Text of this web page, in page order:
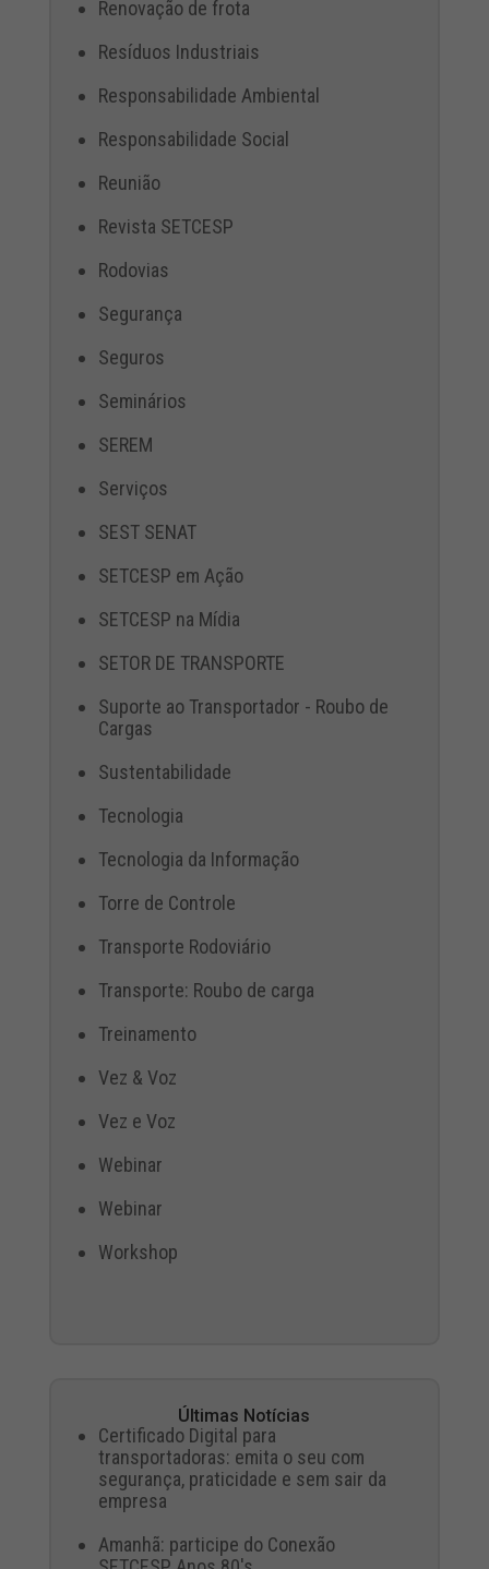
Renovação de frota
Resíduos Industriais
Responsabilidade Ambiental
Responsabilidade Social
Reunião
Revista SETCESP
Rodovias
Segurança
Seguros
Seminários
SEREM
Serviços
SEST SENAT
SETCESP em Ação
SETCESP na Mídia
SETOR DE TRANSPORTE
Suporte ao Transportador - Roubo de
Cargas
Sustentabilidade
Tecnologia
Tecnologia da Informação
Torre de Controle
Transporte Rodoviário
Transporte: Roubo de carga
Treinamento
Vez & Voz
Vez e Voz
Webinar
Webinar
Workshop
Últimas Notícias
Certificado Digital para
transportadoras: emita o seu com
segurança, praticidade e sem sair da
empresa
Amanhã: participe do Conexão